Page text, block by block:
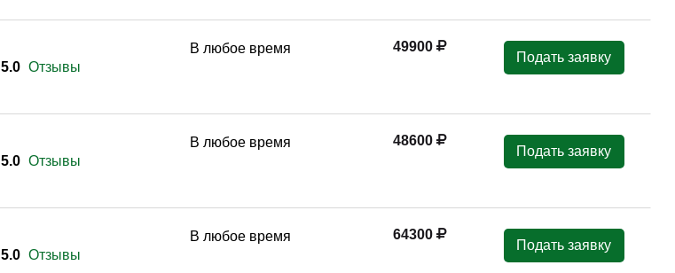
5.0 Отзывы
В любое время 49900
Подать заявку
5.0 Отзывы
В любое время 48600
Подать заявку
5.0 Отзывы
В любое время 64300
Подать заявку